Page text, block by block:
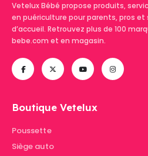
Vetelux Bébé propose produits,
en puériculture pour parents, pros et
d’accueil. Retrouvez plus de 100
bebe.com et en magasin.
Boutique Vetelux
Poussette
Siège auto